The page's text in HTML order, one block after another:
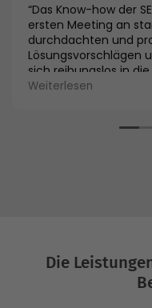
“Das Know-how der
ersten Meeting an
durchdachten und
Lösungsvorschlägen
sich reibungslos in
froh über die
Weiterlesen
Die